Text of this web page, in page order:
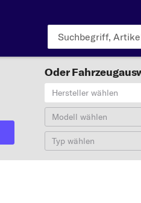
Oder
Hersteller wählen
Modell wählen
Typ wählen